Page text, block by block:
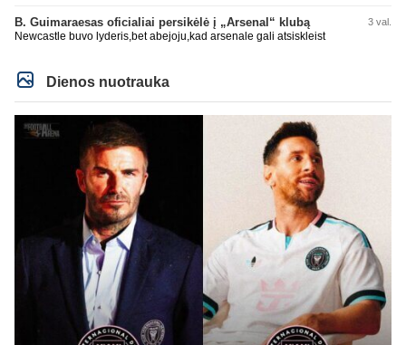
B. Guimaraesas oficialiai persikėlė į „Arsenal“ klubą 3 val.
Newcastle buvo lyderis,bet abejoju,kad arsenale gali atsiskleist
Dienos nuotrauka